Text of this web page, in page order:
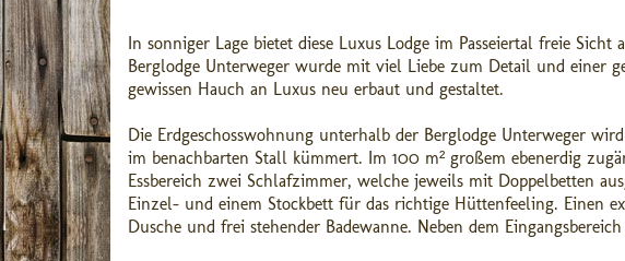
In sonniger Lage bietet diese Luxus Lodge im Passeiertal freie
Berglodge Unterweger wurde mit viel Liebe zum Detail und einer
gewissen Hauch an Luxus neu erbaut und gestaltet.
Die Erdgeschosswohnung unterhalb der Berglodge Unterweger
im benachbarten Stall kümmert. Im 100 m² großem ebenerdig
Essbereich zwei Schlafzimmer, welche jeweils mit Doppelbetten
Einzel- und einem Stockbett für das richtige Hüttenfeeling. Einen
Dusche und frei stehender Badewanne. Neben dem